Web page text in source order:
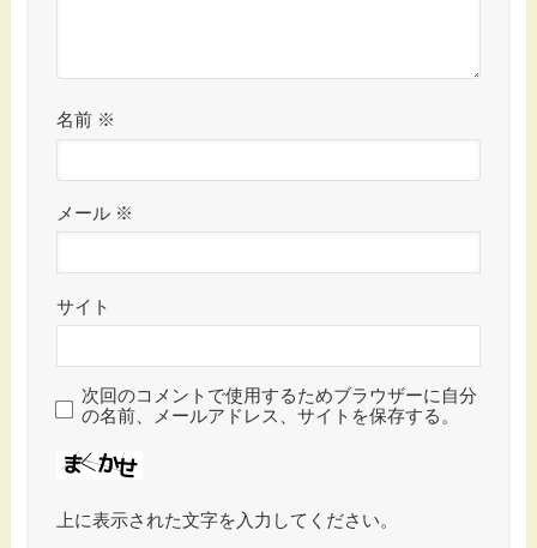
名前 ※
メール ※
サイト
次回のコメントで使用するためブラウザーに自分
の名前、メールアドレス、サイトを保存する。
上に表示された文字を入力してください。